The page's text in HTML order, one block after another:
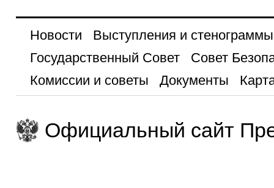
Новости
Выступления и стенограммы
Государственный Совет
Совет
Комиссии и советы
Документы
Официальный сайт